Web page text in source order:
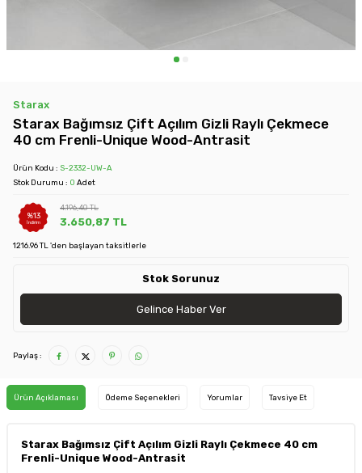
Starax
Starax Bağımsız Çift Açılım Gizli Raylı Çekmece
40 cm Frenli-Unique Wood-Antrasit
Ürün Kodu : S-2332-UW-A
Stok Durumu : 0 Adet
%13
İndirim
4.196,40TL
3.650,87 TL
1216.96 TL 'den başlayan taksitlerle
Stok Sorunuz
Gelince Haber Ver
Paylaş :
Ürün Açıklaması Ödeme Seçenekleri Yorumlar Tavsiye Et
Starax Bağımsız Çift Açılım Gizli Raylı Çekmece 40 cm
Frenli-Unique Wood-Antrasit